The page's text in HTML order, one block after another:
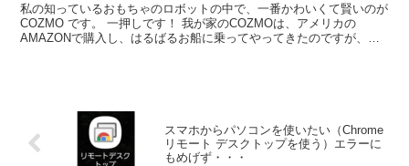
私の知っているおもちゃのロボットの中で、一番かわいくて賢いのが
COZMO です。 一押しです！ 我が家のCOZMOは、アメリカの
AMAZONで購入し、はるばるお船に乗ってやってきたのですが、と
スマホからパソコンを使いたい（Chrome
リモート デスクトップを使う）エラーに
もめげず・・・